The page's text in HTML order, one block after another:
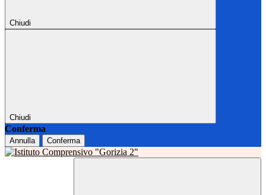
Chiudi
Chiudi
Conferma
Annulla Conferma